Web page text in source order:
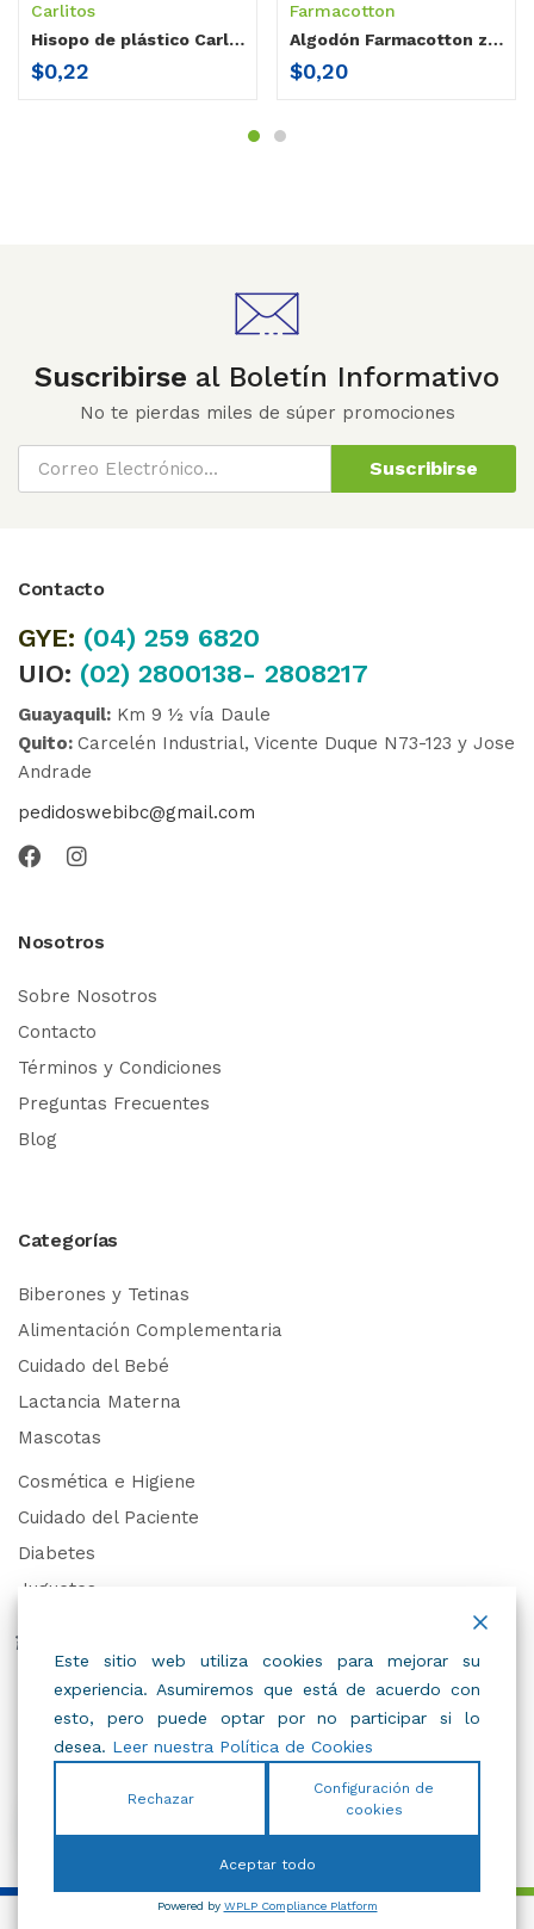
Carlitos
Hisopo de plástico Carlitos funda 3” 100 unidades
$0,22
Farmacotton
Algodón Farmacotton zig zag 8 gr
$0,20
Suscribirse al Boletín Informativo
No te pierdas miles de súper promociones
Suscribirse
Contacto
GYE: (04) 259 6820
UIO: (02) 2800138- 2808217
Guayaquil: Km 9 ½ vía Daule
Quito: Carcelén Industrial, Vicente Duque N73-123 y Jose
Andrade
pedidoswebibc@gmail.com
Nosotros
Sobre Nosotros
Contacto
Términos y Condiciones
Preguntas Frecuentes
Blog
Categorías
Biberones y Tetinas
Alimentación Complementaria
Cuidado del Bebé
Lactancia Materna
Mascotas
Cosmética e Higiene
Cuidado del Paciente
Diabetes
Juguetes
Trabaja con Nosotros
Este sitio web utiliza cookies para mejorar su
experiencia. Asumiremos que está de acuerdo con
esto, pero puede optar por no participar si lo
desea. Leer nuestra Política de Cookies
Rechazar
Configuración de
cookies
Aceptar todo
Powered by WPLP Compliance Platform